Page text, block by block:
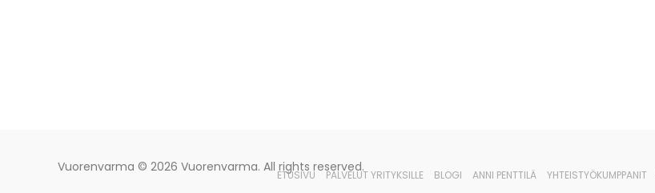
Vuorenvarma © 2026 Vuorenvarma. All rights reserved.
ETUSIVU PALVELUT YRITYKSILLE BLOGI ANNI PENTTILÄ YHTEISTYÖKUMPPANIT